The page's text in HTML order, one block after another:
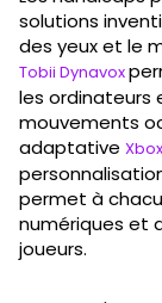
solutions
des yeux et le
Tobii Dynavox
les ordinateurs
mouvements
adaptative
permet à
numériques et
joueurs.